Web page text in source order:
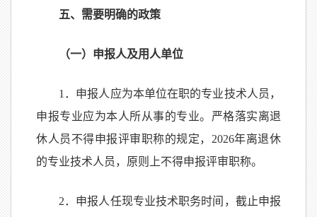
五、需要明确的政策
（一）申报人及用人单位
1．申报人应为本单位在职的专业技术人员，
申报专业应为本人所从事的专业。严格落实离退
休人员不得申报评审职称的规定，2026年离退休
的专业技术人员，原则上不得申报评审职称。
2．申报人任现专业技术职务时间，截止申报